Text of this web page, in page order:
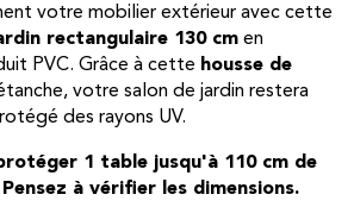
votre mobilier extérieur avec cette
rectangulaire 130 cm en
PVC. Grâce à cette housse de
votre salon de jardin restera
des rayons UV.
1 table jusqu'à 110 cm de
à vérifier les dimensions.